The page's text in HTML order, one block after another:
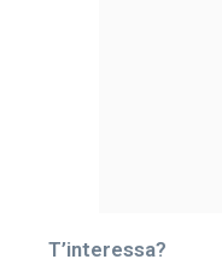
T’interessa?